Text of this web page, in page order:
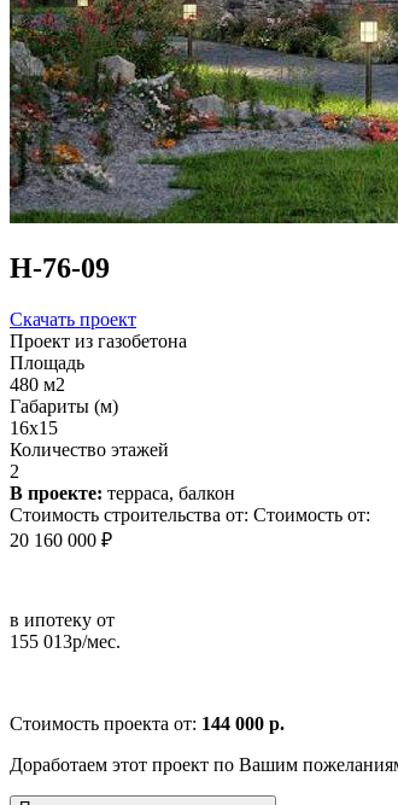
Н-76-09
Скачать проект
Проект из газобетона
Площадь
480 м2
Габариты (м)
16x15
Количество этажей
2
В проекте: терраса, балкон
Стоимость строительства от: Стоимость от:
20 160 000 ₽
в ипотеку от
155 013р/мес.
Стоимость проекта от: 144 000 р.
Доработаем этот проект по Вашим